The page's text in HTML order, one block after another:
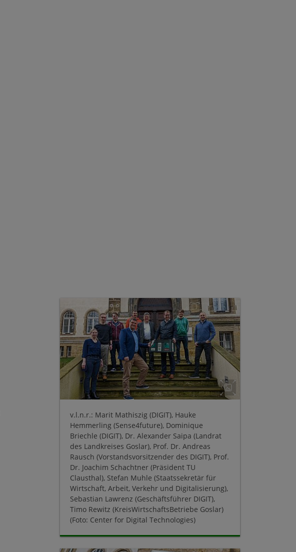
v.l.n.r.: Marit Mathiszig (DIGIT), Hauke
Hemmerling (Sense4future), Dominique
Briechle (DIGIT), Dr. Alexander Saipa (Landrat
des Landkreises Goslar), Prof. Dr. Andreas
Rausch (Vorstandsvorsitzender des DIGIT), Prof.
Dr. Joachim Schachtner (Präsident TU
Clausthal), Stefan Muhle (Staatssekretär für
Wirtschaft, Arbeit, Verkehr und Digitalisierung),
Sebastian Lawrenz (Geschäftsführer DIGIT),
Timo Rewitz (KreisWirtschaftsBetriebe Goslar)
(Foto: Center for Digital Technologies)